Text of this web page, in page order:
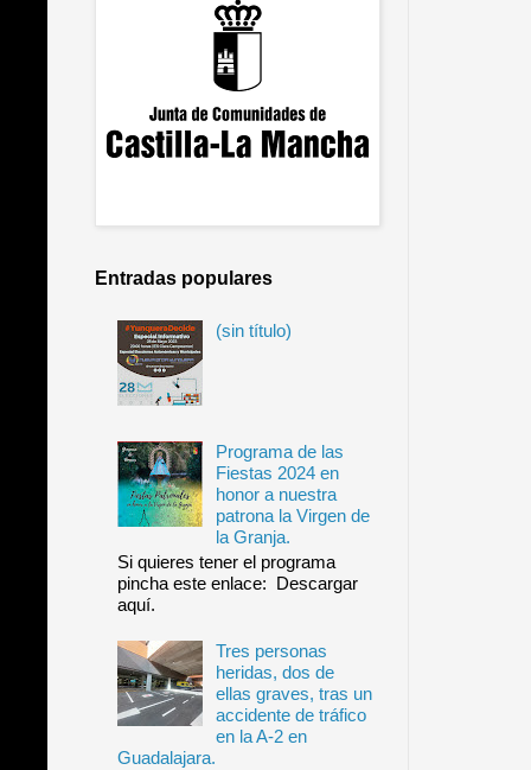
Entradas populares
(sin título)
Programa de las
Fiestas 2024 en
honor a nuestra
patrona la Virgen de
la Granja.
Si quieres tener el programa
pincha este enlace: Descargar
aquí.
Tres personas
heridas, dos de
ellas graves, tras un
accidente de tráfico
en la A-2 en
Guadalajara.